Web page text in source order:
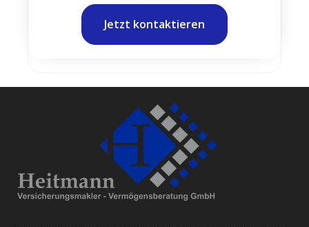
Jetzt kontaktieren